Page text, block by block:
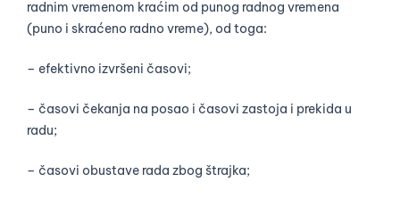
radnim vremenom kraćim od punog radnog vremena
(puno i skraćeno radno vreme), od toga:
– efektivno izvršeni časovi;
– časovi čekanja na posao i časovi zastoja i prekida u
radu;
– časovi obustave rada zbog štrajka;